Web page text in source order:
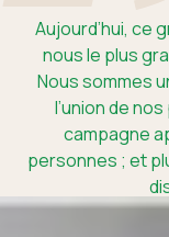
Aujourd’hui, ce
nous le plus
Nous sommes
l’union de
campagne
personnes ; et